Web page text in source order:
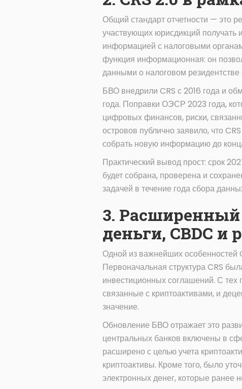
Общий стандарт отчетности — это
участвующих юрисдикций
информацией с налоговыми
функция информационная: он
данными о налоговом
БВО внедрили CRS с 2016 года и
года. Поправки ОЭСР 2023 года,
цифровых финансов, риски,
островов публично заявило, что
собрать новую информацию до
Практический вывод прост: срок
будет собрана, проверена и
задачей в течение года сбора
3.
деньги, CBDC
Одной из важнейших особенностей
Первоначальная структура CRS
инвестиционных соглашений. С
связанные с криптоактивами, и
значение.
Обновление БВО отражает это
центральных банков включены в
расширено с целью учета
криптоактивы. Кроме того, было
электронных денег, которые ранее